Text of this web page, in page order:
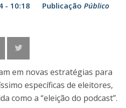
- 10:18 Publicação Público
em novas estratégias para
específicas de eleitores,
como a “eleição do podcast”.